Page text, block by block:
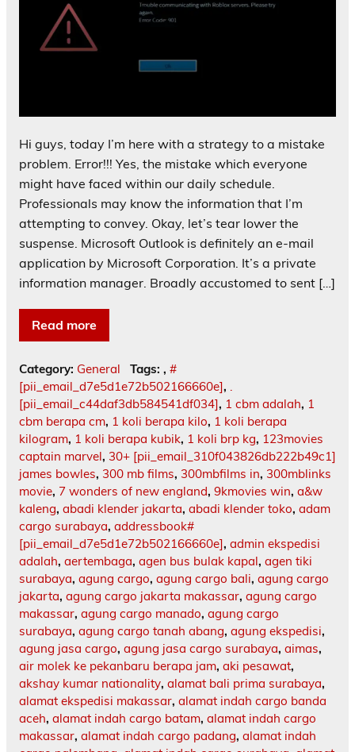
Hi guys, today I’m here with a strategy to a mistake
problem. Error!!! Yes, the mistake which everyone
might have faced within our daily schedule.
Professionals may know the information that I’m
attempting to convey. Okay, let’s tear lower the
suspense. Microsoft Outlook is definitely an e-mail
application by Microsoft Corporation. It’s a private
information manager. Broadly accustomed to sent […]
Read more
Category: General Tags: , #
[pii_email_d7e5d1e72b502166660e], .
[pii_email_c44daf3db584541df034], 1 cbm adalah, 1
cbm berapa cm, 1 koli berapa kilo, 1 koli berapa
kilogram, 1 koli berapa kubik, 1 koli brp kg, 123movies
captain marvel, 30+ [pii_email_310f043826db222b49c1]
james bowles, 300 mb films, 300mbfilms in, 300mblinks
movie, 7 wonders of new england, 9kmovies win, a&w
kaleng, abadi klender jakarta, abadi klender toko, adam
cargo surabaya, addressbook#
[pii_email_d7e5d1e72b502166660e], admin ekspedisi
adalah, aertembaga, agen bus bulak kapal, agen tiki
surabaya, agung cargo, agung cargo bali, agung cargo
jakarta, agung cargo jakarta makassar, agung cargo
makassar, agung cargo manado, agung cargo
surabaya, agung cargo tanah abang, agung ekspedisi,
agung jasa cargo, agung jasa cargo surabaya, aimas,
air molek ke pekanbaru berapa jam, aki pesawat,
akshay kumar nationality, alamat bali prima surabaya,
alamat ekspedisi makassar, alamat indah cargo banda
aceh, alamat indah cargo batam, alamat indah cargo
makassar, alamat indah cargo padang, alamat indah